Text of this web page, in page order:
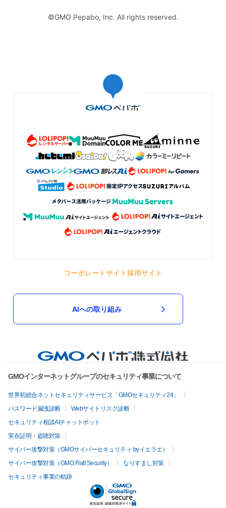
©GMO Pepabo, Inc. All rights reserved.
コーポレートサイト採用サイト
AIへの取り組み
GMOインターネットグループのセキュリティ事業について
世界初総合ネットセキュリティサービス「GMOセキュリティ24」
パスワード漏洩診断
Webサイトリスク診断
セキュリティ相談AIチャットボット
実在証明・盗聴対策
サイバー攻撃対策（GMOサイバーセキュリティ byイエラエ）
サイバー攻撃対策（GMO Flatt Security）
なりすまし対策
セキュリティ事業の軌跡